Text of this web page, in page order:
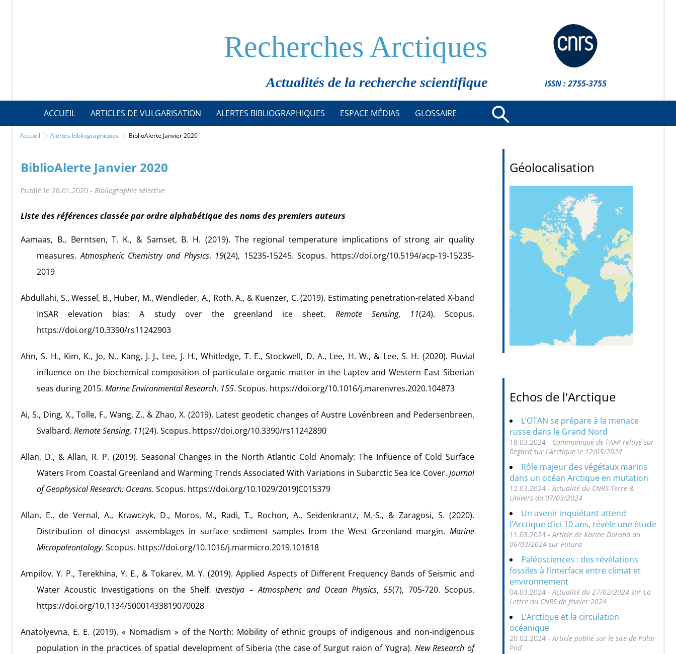
Recherches Arctiques
Actualités de la recherche scientifique ISSN : 2755-3755
ACCUEIL ARTICLES DE VULGARISATION ALERTES BIBLIOGRAPHIQUES ESPACE MÉDIAS GLOSSAIRE
Accueil Alertes bibliographiques BiblioAlerte Janvier 2020
BiblioAlerte Janvier 2020
Publié le 28.01.2020 - Bibliographie sélective
Liste des références classée par ordre alphabétique des noms des premiers auteurs
Aamaas, B., Berntsen, T. K., & Samset, B. H. (2019). The regional temperature implications of strong air quality
measures.Atmospheric Chemistry and Physics, 19(24), 15235‑15245. Scopus. https://doi.org/10.5194/acp-19-15235-
2019
Abdullahi, S., Wessel, B., Huber, M., Wendleder, A., Roth, A., & Kuenzer, C. (2019). Estimating penetration-related X-band
InSAR elevation bias: A study over the greenland ice sheet. Remote Sensing, 11(24). Scopus.
https://doi.org/10.3390/rs11242903
Ahn, S. H., Kim, K., Jo, N., Kang, J. J., Lee, J. H., Whitledge, T. E., Stockwell, D. A., Lee, H. W., & Lee, S. H. (2020). Fluvial
influence on the biochemical composition of particulate organic matter in the Laptev and Western East Siberian
seas during 2015. Marine Environmental Research, 155. Scopus. https://doi.org/10.1016/j.marenvres.2020.104873
Ai, S., Ding, X., Tolle, F., Wang, Z., & Zhao, X. (2019). Latest geodetic changes of Austre Lovénbreen and Pedersenbreen,
Svalbard. Remote Sensing, 11(24). Scopus. https://doi.org/10.3390/rs11242890
Allan, D., & Allan, R. P. (2019). Seasonal Changes in the North Atlantic Cold Anomaly: The Influence of Cold Surface
Waters From Coastal Greenland and Warming Trends Associated With Variations in Subarctic Sea Ice Cover. Journal
of Geophysical Research: Oceans. Scopus. https://doi.org/10.1029/2019JC015379
Allan, E., de Vernal, A., Krawczyk, D., Moros, M., Radi, T., Rochon, A., Seidenkrantz, M.-S., & Zaragosi, S. (2020).
Distribution of dinocyst assemblages in surface sediment samples from the West Greenland margin. Marine
Micropaleontology. Scopus. https://doi.org/10.1016/j.marmicro.2019.101818
Ampilov, Y. P., Terekhina, Y. E., & Tokarev, M. Y. (2019). Applied Aspects of Different Frequency Bands of Seismic and
Water Acoustic Investigations on the Shelf.Izvestiya – Atmospheric and Ocean Physics, 55(7), 705‑720. Scopus.
https://doi.org/10.1134/S0001433819070028
Anatolyevna, E. E. (2019). « Nomadism » of the North: Mobility of ethnic groups of indigenous and non-indigenous
population in the practices of spatial development of Siberia (the case of Surgut raion of Yugra). New Research of
Géolocalisation
Echos de l'Arctique
L’OTAN se prépare à la menace
russe dans le Grand Nord
18.03.2024 - Communiqué de l'AFP relayé sur
Regard sur l'Arctique le 12/03/2024
Rôle majeur des végétaux marins
dans un océan Arctique en mutation
12.03.2024 - Actualité du CNRS-Terre &
Univers du 07/03/2024
Un avenir inquiétant attend
l’Arctique d’ici 10 ans, révèle une étude
11.03.2024 - Article de Karine Durand du
06/03/2024 sur Futura
Paléosciences : des révélations
fossiles à l’interface entre climat et
environnement
04.03.2024 - Actualité du 27/02/2024 sur La
Lettre du CNRS de février 2024
L’Arctique et la circulation
océanique
20.02.2024 - Article publié sur le site de Polar
Pod